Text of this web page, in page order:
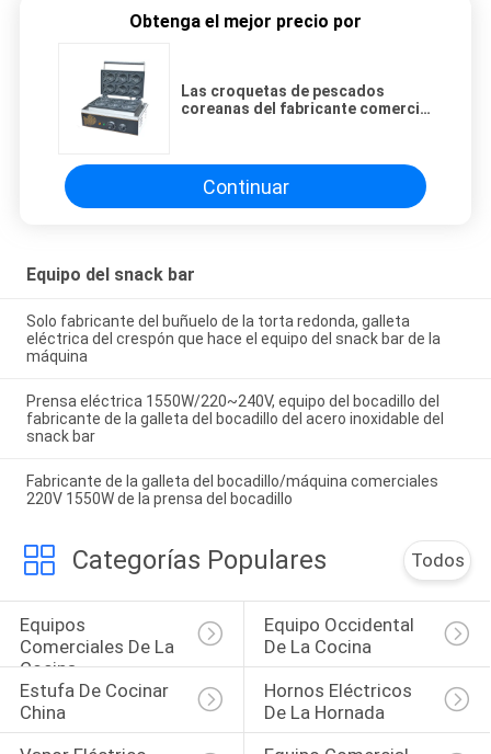
Obtenga el mejor precio por
Las croquetas de pescados
coreanas del fabricante comercial
Continuar
Equipo del snack bar
Solo fabricante del buñuelo de la torta redonda, galleta
eléctrica del crespón que hace el equipo del snack bar de la
máquina
Prensa eléctrica 1550W/220~240V, equipo del bocadillo del
fabricante de la galleta del bocadillo del acero inoxidable del
snack bar
Fabricante de la galleta del bocadillo/máquina comerciales
220V 1550W de la prensa del bocadillo
Categorías Populares Todos
Equipos
Comerciales De La
Cocina
Equipo Occidental
De La Cocina
Estufa De Cocinar
China
Hornos Eléctricos
De La Hornada